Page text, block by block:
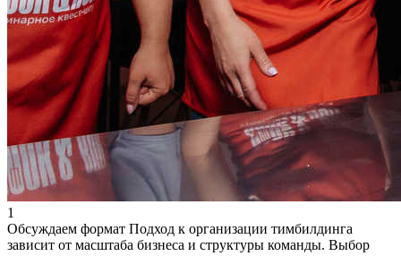
1
Обсуждаем формат Подход к организации тимбилдинга
зависит от масштаба бизнеса и структуры команды. Выбор